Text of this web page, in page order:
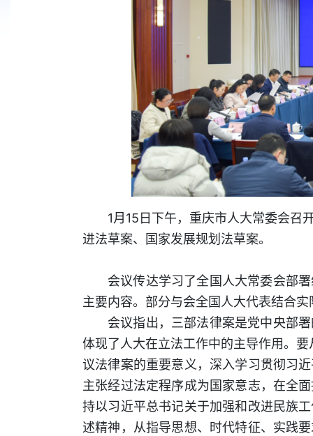
1月15日下午，重庆市人大常委会召
进法草案、国家发展规划法草案。
会议传达学习了全国人大常委会部
主要内容。部分与会全国人大代表结合
会议指出，三部法律案是党中央部
体现了人大在立法工作中的主导作用。
议法律案的重要意义，深入学习贯彻习
主张经过法定程序成为国家意志，在全
持以习近平总书记关于加强和改进民族
述精神，从指导思想、时代特征、实践